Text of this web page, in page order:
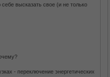
высказать свое (и не только
- переключение энергетических